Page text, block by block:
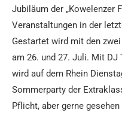
Jubiläum der „Kowelenzer
Veranstaltungen in der
Gestartet wird mit den
am 26. und 27. Juli. Mit DJ
wird auf dem Rhein
Sommerparty der
Pflicht, aber gerne